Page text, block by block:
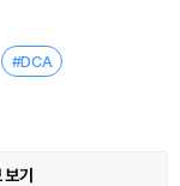
#DCA
기